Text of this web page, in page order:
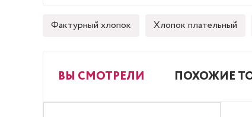
Фактурный хлопок Хлопок плательный
ВЫ СМОТРЕЛИ ПОХОЖИЕ